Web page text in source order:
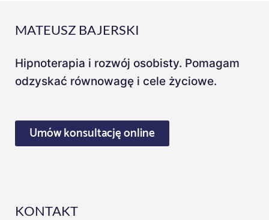
MATEUSZ BAJERSKI
Hipnoterapia i rozwój osobisty. Pomagam
odzyskać równowagę i cele życiowe.
Umów konsultację online
KONTAKT